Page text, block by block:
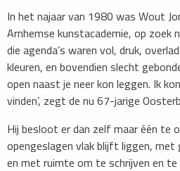
​In het najaar van 1980 was Wout
Arnhemse kunstacademie, op zoek
die agenda’s waren vol, druk,
kleuren, en bovendien slecht
open naast je neer kon leggen. Ik
vinden’, zegt de nu 67-jarige
Hij besloot er dan zelf maar één te
opengeslagen vlak blijft liggen, met
en met ruimte om te schrijven en te